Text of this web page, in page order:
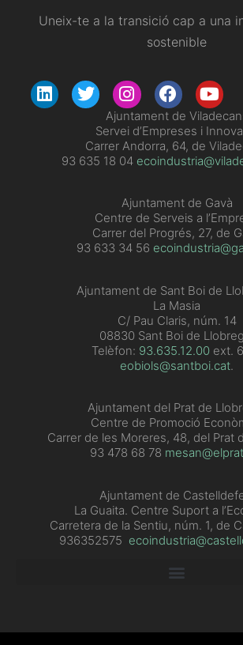
Uneix-te a la transició cap a una
sostenible
​Ajuntament de
Servei d’Empreses i
Carrer Andorra, 64, de
93 635 18 04
Ajuntament de Gavà
Centre de Serveis a
Carrer del Progrés, 27, de
93 633 34 56
Ajuntament de Sant Boi de
La Masia
C/ Pau Claris, núm. 14
08830 Sant Boi de
Telèfon: 93.635.12.00 ext.
eobiols@santboi.cat.
Ajuntament del Prat de
Centre de Promoció
Carrer de les Moreres, 48, del Prat
93 478 68 78
Ajuntament de
La Guaita. Centre Suport a
Carretera de la Sentiu, núm. 1, de
936352575